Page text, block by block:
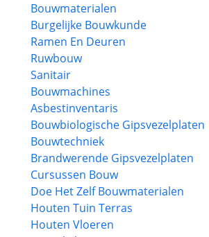
Bouwmaterialen
Burgelijke Bouwkunde
Ramen En Deuren
Ruwbouw
Sanitair
Bouwmachines
Asbestinventaris
Bouwbiologische Gipsvezelplaten
Bouwtechniek
Brandwerende Gipsvezelplaten
Cursussen Bouw
Doe Het Zelf Bouwmaterialen
Houten Tuin Terras
Houten Vloeren